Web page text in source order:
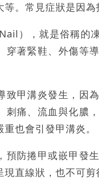
。常見症狀是因
），就是俗稱的
穿著緊鞋、外傷等
致甲溝炎發生，因
刺痛、流血與化膿
也會引發甲溝炎。
預防捲甲或嵌甲發
直線狀，也不可